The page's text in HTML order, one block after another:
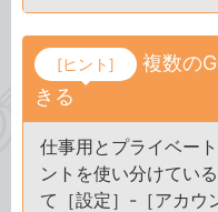
[ヒント]
複数の
きる
仕事用とプライベー
ントを使い分けてい
て［設定］-［アカウ